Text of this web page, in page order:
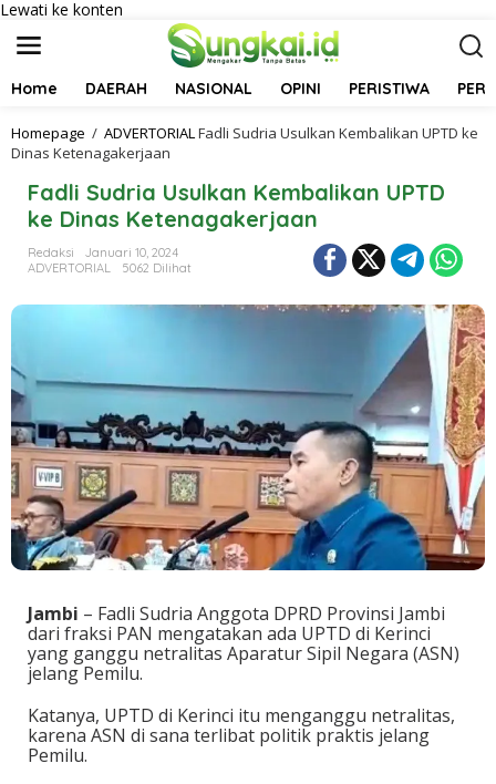
Lewati ke konten
Home DAERAH NASIONAL OPINI PERISTIWA
Homepage / ADVERTORIALFadli Sudria Usulkan Kembalikan UPTD ke
Dinas Ketenagakerjaan
Fadli Sudria Usulkan Kembalikan UPTD
ke Dinas Ketenagakerjaan
Redaksi
Januari 10, 2024
ADVERTORIAL
5062 Dilihat
Jambi – Fadli Sudria Anggota DPRD Provinsi Jambi
dari fraksi PAN mengatakan ada UPTD di Kerinci
yang ganggu netralitas Aparatur Sipil Negara (ASN)
jelang Pemilu.
Katanya, UPTD di Kerinci itu menganggu netralitas,
karena ASN di sana terlibat politik praktis jelang
Pemilu.